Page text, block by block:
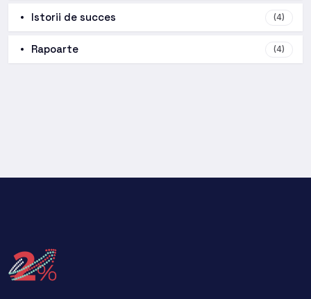
Istorii de succes (4)
Rapoarte (4)